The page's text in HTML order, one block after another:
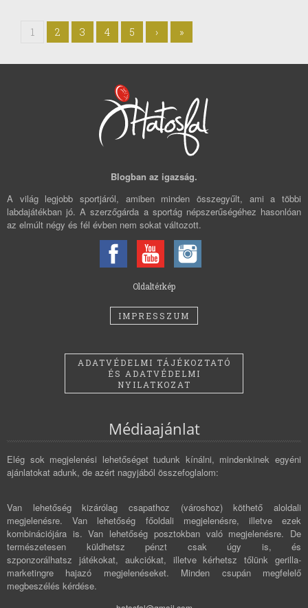
1 2 3 4 5 › »
Blogban az igazság.
A világ legjobb sportjáról, amiben minden összegyűlt, ami a többi
labdajátékban jó. A szerzőgárda a sportág népszerűségéhez hasonlóan
az elmúlt négy és fél évben nem sokat változott.
Oldaltérkép
IMPRESSZUM
ADATVÉDELMI TÁJÉKOZTATÓ
ÉS ADATVÉDELMI
NYILATKOZAT
Médiaajánlat
Elég sok megjelenési lehetőséget tudunk kínálni, mindenkinek egyéni
ajánlatokat adunk, de azért nagyjából összefoglalom:
Van lehetőség kizárólag csapathoz (városhoz) köthető aloldali
megjelenésre. Van lehetőség főoldali megjelenésre, illetve ezek
kombinációjára is. Van lehetőség posztokban való megjelenésre. De
természetesen küldhetsz pénzt csak úgy is, és
szponzorálhatsz játékokat, aukciókat, illetve kérhetsz tőlünk gerilla-
marketingre hajazó megjelenéseket. Minden csupán megfelelő
megbeszélés kérdése.